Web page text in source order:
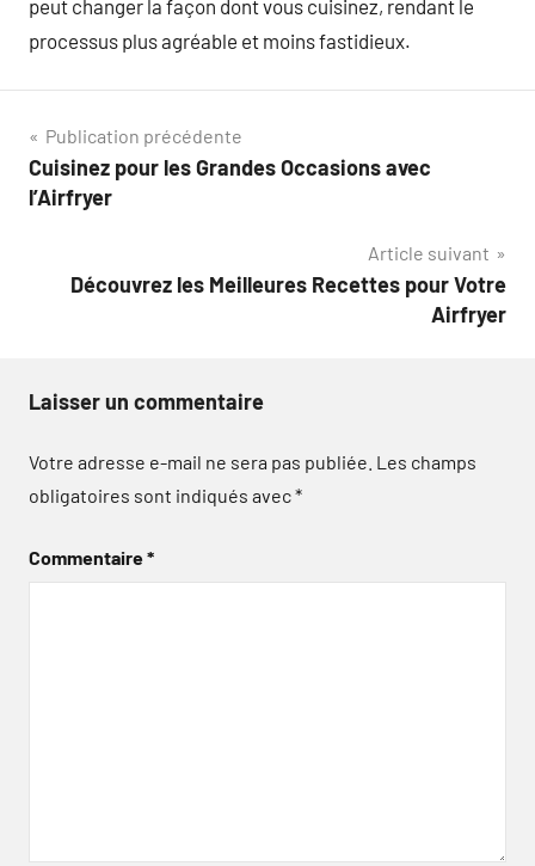
peut changer la façon dont vous cuisinez, rendant le
processus plus agréable et moins fastidieux.
Navigation
de
Publication précédente
Cuisinez pour les Grandes Occasions avec
l’Airfryer
Article suivant
Découvrez les Meilleures Recettes pour Votre
Airfryer
Laisser un commentaire
Votre adresse e-mail ne sera pas publiée. Les champs
obligatoires sont indiqués avec*
Commentaire*